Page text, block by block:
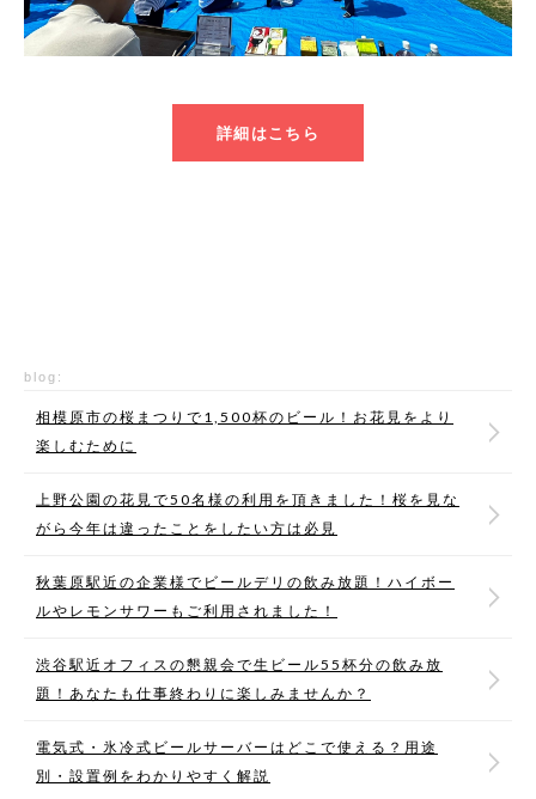
詳細はこちら
blog:
相模原市の桜まつりで1,500杯のビール！お花見をより
楽しむために
上野公園の花見で50名様の利用を頂きました！桜を見な
がら今年は違ったことをしたい方は必見
秋葉原駅近の企業様でビールデリの飲み放題！ハイボー
ルやレモンサワーもご利用されました！
渋谷駅近オフィスの懇親会で生ビール55杯分の飲み放
題！あなたも仕事終わりに楽しみませんか？
電気式・氷冷式ビールサーバーはどこで使える？用途
別・設置例をわかりやすく解説